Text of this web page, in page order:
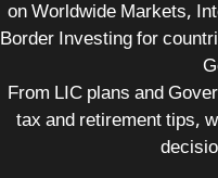
on Worldwide Markets,
Border Investing for
From LIC plans and
tax and retirement tips,